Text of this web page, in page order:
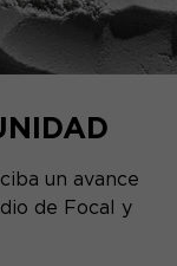
un avance
de Focal y